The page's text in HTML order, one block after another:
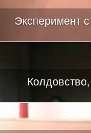
Эксперимент